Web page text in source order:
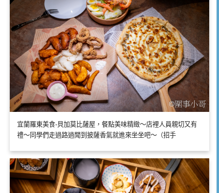
宜蘭羅東美食-貝加莫比薩屋，餐點美味精緻～店裡人員親切又有
禮～同學們走過路過聞到披薩香氣就進來坐坐吧～（招手